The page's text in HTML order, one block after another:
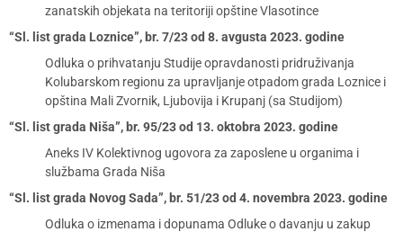
zanatskih objekata na teritoriji opštine Vlasotince
“Sl. list grada Loznice”, br. 7/23 od 8. avgusta 2023. godine
Odluka o prihvatanju Studije opravdanosti pridruživanja
Kolubarskom regionu za upravljanje otpadom grada Loznice i
opština Mali Zvornik, Ljubovija i Krupanj (sa Studijom)
“Sl. list grada Niša”, br. 95/23 od 13. oktobra 2023. godine
Aneks IV Kolektivnog ugovora za zaposlene u organima i
službama Grada Niša
“Sl. list grada Novog Sada”, br. 51/23 od 4. novembra 2023. godine
Odluka o izmenama i dopunama Odluke o davanju u zakup